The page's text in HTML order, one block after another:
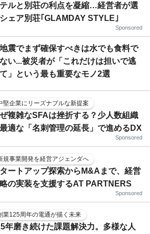
ルと別荘の利点を凝縮…経営者が選
ェア別荘｢GLAMDAY STYLE｣
Sponsored
震でまず確保すべきは水でも食料で
い...被災者が「これだけは担いで逃
」という最も重要なモノ2選
堅企業にリーズナブルな新提案
複雑なSFAは挫折する？少人数組織
適な「名刺管理の延長」で進めるDX
Sponsored
規事業開発を経営アジェンダへ
ートアップ探索からM&Aまで、経営
の実装を支援するAT PARTNERS
Sponsored
業125周年の電通が描く未来
年磨き続けた課題解決力。多様な人